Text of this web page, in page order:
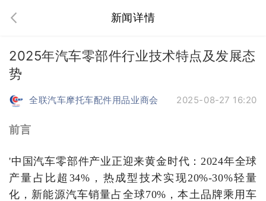
新闻详情
2025年汽车零部件行业技术特点及发展态
势
全联汽车摩托车配件用品业商会 2025-08-27 16:20
前言
'中国汽车零部件产业正迎来黄金时代：2024年全球
产量占比超34%，热成型技术实现20%-30%轻量
化，新能源汽车销量占全球70%，本土品牌乘用车